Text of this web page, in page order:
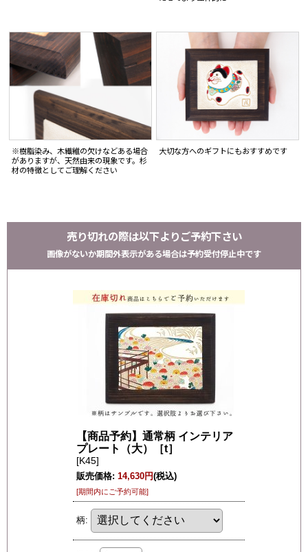
※樹脂染み、木繊維の欠けなどある場合
がありますが、天然由来の現象です。杉
材の特徴としてご理解ください
大切な方へのギフトにもおすすめです
売り切れの際は以下よりご予約下さい
画像がないか期間外表示がある場合は予約受付停止中です